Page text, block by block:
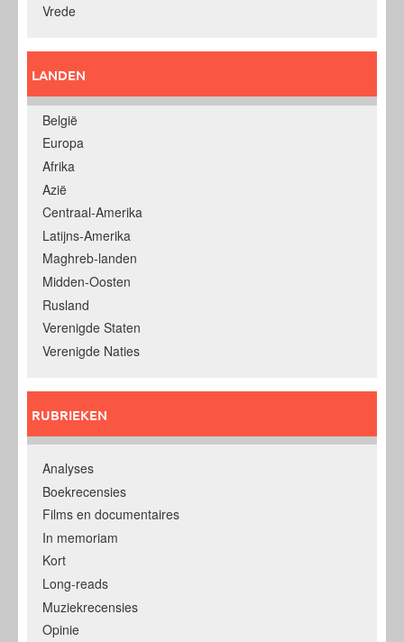
Vrede
LANDEN
België
Europa
Afrika
Azië
Centraal-Amerika
Latijns-Amerika
Maghreb-landen
Midden-Oosten
Rusland
Verenigde Staten
Verenigde Naties
RUBRIEKEN
Analyses
Boekrecensies
Films en documentaires
In memoriam
Kort
Long-reads
Muziekrecensies
Opinie